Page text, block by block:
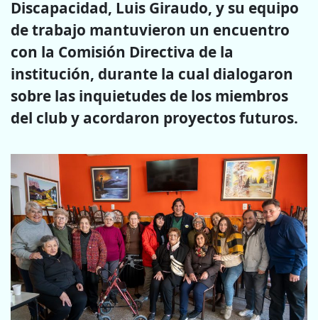
Discapacidad, Luis Giraudo, y su equipo
de trabajo mantuvieron un encuentro
con la Comisión Directiva de la
institución, durante la cual dialogaron
sobre las inquietudes de los miembros
del club y acordaron proyectos futuros.